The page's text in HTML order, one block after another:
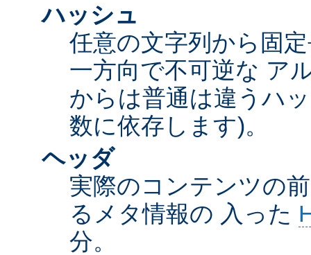
ハッシュ
任意の文字列から固
一方向で不可逆な ア
からは普通は違うハ
数に依存します)。
ヘッダ
実際のコンテンツの
るメタ情報の 入った
分。